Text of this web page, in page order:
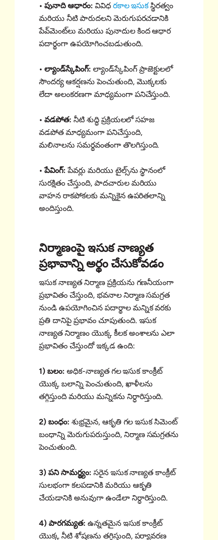
• పునాది ఆధారం: వివిధ రకాల ఇసుకస్థిరత్వం
మరియు నీటి పారుదలని మెరుగుపరచడానికి
పేవ్‌మెంట్‌లు మరియు పునాదుల కింద ఆధార
పదార్థంగా ఉపయోగించబడుతుంది.
• ల్యాండ్‌స్కేపింగ్: ల్యాండ్‌స్కేపింగ్ ప్రాజెక్టులలో
సౌందర్య ఆకర్షణను పెంచుతుంది, మొక్కలకు
లేదా అలంకరణగా మాధ్యమంగా పనిచేస్తుంది.
• వడపోత: నీటి శుద్ధి ప్రక్రియలలో సహజ
వడపోత మాధ్యమంగా పనిచేస్తుంది,
మలినాలను సమర్థవంతంగా తొలగిస్తుంది.
• పేవింగ్: పేవర్లు మరియు టైల్స్‌ను స్థానంలో
సురక్షితం చేస్తుంది, పాదచారుల మరియు
వాహన రాకపోకలకు మన్నికైన ఉపరితలాన్ని
అందిస్తుంది.
నిర్మాణంపై ఇసుక నాణ్యత
ప్రభావాన్ని అర్థం చేసుకోవడం
ఇసుక నాణ్యత నిర్మాణ ప్రక్రియను గణనీయంగా
ప్రభావితం చేస్తుంది, భవనాల నిర్మాణ సమగ్రత
నుండి ఉపయోగించిన పదార్థాల మన్నిక వరకు
ప్రతి దానిపై ప్రభావం చూపుతుంది. ఇసుక
నాణ్యత నిర్మాణం యొక్క కీలక అంశాలను ఎలా
ప్రభావితం చేస్తుందో ఇక్కడ ఉంది:
1) బలం: అధిక-నాణ్యత గల ఇసుక కాంక్రీట్
యొక్క బలాన్ని పెంచుతుంది, ఖాళీలను
తగ్గిస్తుంది మరియు మన్నికను నిర్ధారిస్తుంది.
2) బంధం: శుభ్రమైన, ఆకృతి గల ఇసుక సిమెంట్
బంధాన్ని మెరుగుపరుస్తుంది, నిర్మాణ సమగ్రతను
పెంచుతుంది.
3) పని సామర్థ్యం: సరైన ఇసుక నాణ్యత కాంక్రీట్
సులభంగా కలపడానికి మరియు ఆకృతి
చేయడానికి అనువుగా ఉండేలా నిర్ధారిస్తుంది.
4) పారగమ్యత: ఉన్నతమైన ఇసుక కాంక్రీట్
యొక్క నీటి శోషణను తగ్గిస్తుంది, పర్యావరణ